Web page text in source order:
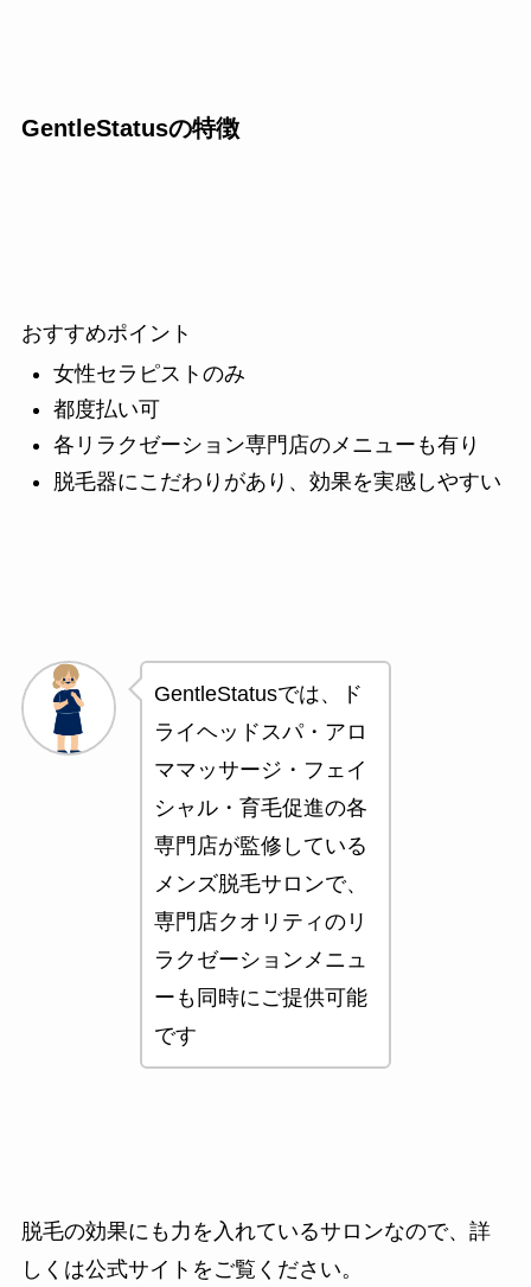
GentleStatusの特徴
おすすめポイント
女性セラピストのみ
都度払い可
各リラクゼーション専門店のメニューも有り
脱毛器にこだわりがあり、効果を実感しやすい
GentleStatusでは、ド
ライヘッドスパ・アロ
ママッサージ・フェイ
シャル・育毛促進の各
専門店が監修している
メンズ脱毛サロンで、
専門店クオリティのリ
ラクゼーションメニュ
ーも同時にご提供可能
です
脱毛の効果にも力を入れているサロンなので、詳
しくは公式サイトをご覧ください。